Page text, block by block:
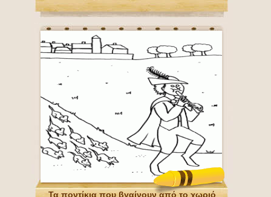
Τα ποντίκια που βγαίνουν από το χωριό